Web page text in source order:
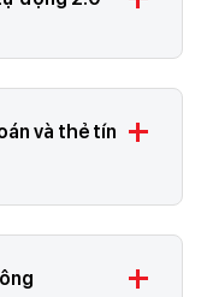
và thẻ tín add
add